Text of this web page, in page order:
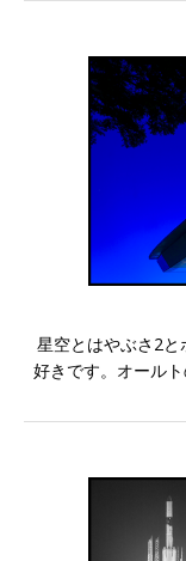
星空とはやぶさ2
好きです。オール